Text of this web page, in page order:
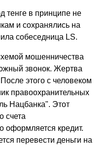
тенге в принципе не
и сохранялись на
собеседница LS.
мошенничества
звонок. Жертва
этого с человеком
правоохранительных
Нацбанка". Этот
счета
оформляется кредит.
перевести деньги на